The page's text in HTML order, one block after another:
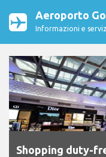
Aeroporto
Informazioni e
Shopping duty-